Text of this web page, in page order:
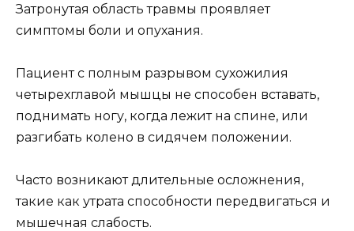
Затронутая область травмы проявляет
симптомы боли и опухания.
Пациент с полным разрывом сухожилия
четырехглавой мышцы не способен вставать,
поднимать ногу, когда лежит на спине, или
разгибать колено в сидячем положении.
Часто возникают длительные осложнения,
такие как утрата способности передвигаться и
мышечная слабость.